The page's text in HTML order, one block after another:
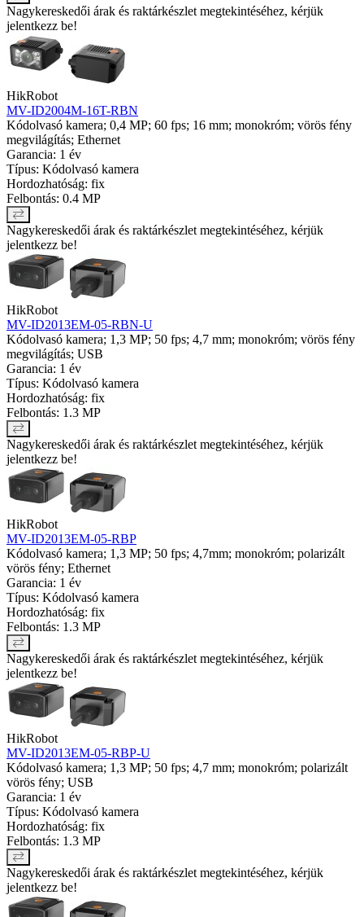
Nagykereskedői árak és raktárkészlet megtekintéséhez, kérjük
jelentkezz be!
HikRobot
MV-ID2004M-16T-RBN
Kódolvasó kamera; 0,4 MP; 60 fps; 16 mm; monokróm; vörös fény
megvilágítás; Ethernet
Garancia: 1 év
Típus: Kódolvasó kamera
Hordozhatóság: fix
Felbontás: 0.4 MP
Nagykereskedői árak és raktárkészlet megtekintéséhez, kérjük
jelentkezz be!
HikRobot
MV-ID2013EM-05-RBN-U
Kódolvasó kamera; 1,3 MP; 50 fps; 4,7 mm; monokróm; vörös fény
megvilágítás; USB
Garancia: 1 év
Típus: Kódolvasó kamera
Hordozhatóság: fix
Felbontás: 1.3 MP
Nagykereskedői árak és raktárkészlet megtekintéséhez, kérjük
jelentkezz be!
HikRobot
MV-ID2013EM-05-RBP
Kódolvasó kamera; 1,3 MP; 50 fps; 4,7mm; monokróm; polarizált
vörös fény; Ethernet
Garancia: 1 év
Típus: Kódolvasó kamera
Hordozhatóság: fix
Felbontás: 1.3 MP
Nagykereskedői árak és raktárkészlet megtekintéséhez, kérjük
jelentkezz be!
HikRobot
MV-ID2013EM-05-RBP-U
Kódolvasó kamera; 1,3 MP; 50 fps; 4,7 mm; monokróm; polarizált
vörös fény; USB
Garancia: 1 év
Típus: Kódolvasó kamera
Hordozhatóság: fix
Felbontás: 1.3 MP
Nagykereskedői árak és raktárkészlet megtekintéséhez, kérjük
jelentkezz be!